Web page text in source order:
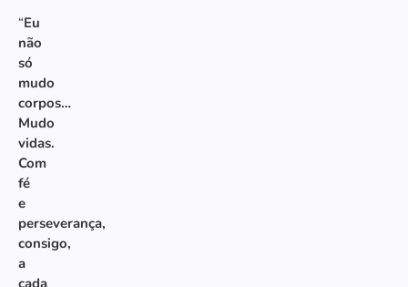
“Eu
não
só
mudo
corpos…
Mudo
vidas.
Com
fé
e
perseverança,
consigo,
a